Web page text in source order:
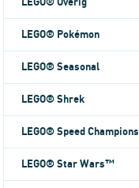
LEGO® Overig
LEGO® Pokémon
LEGO® Seasonal
LEGO® Shrek
LEGO® Speed Champions
LEGO® Star Wars™